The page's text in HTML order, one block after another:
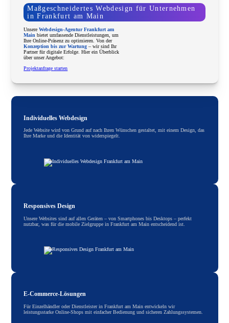
Maßgeschneidertes Webdesign für Unternehmen
in Frankfurt am Main
UnsereWebdesign-Agentur Frankfurt am
Main bietet umfassende Dienstleistungen, um
Ihre Online-Präsenz zu optimieren. Von der
Konzeption bis zur Wartung – wir sind Ihr
Partner für digitale Erfolge. Hier ein Überblick
über unser Angebot:
Projektanfrage starten
Individuelles Webdesign
Jede Website wird von Grund auf nach Ihren Wünschen gestaltet, mit einem Design, das
Ihre Marke und die Identität von widerspiegelt.
Responsives Design
Unsere Websites sind auf allen Geräten – von Smartphones bis Desktops – perfekt
nutzbar, was für die mobile Zielgruppe in Frankfurt am Main entscheidend ist.
E-Commerce-Lösungen
Für Einzelhändler oder Dienstleister in Frankfurt am Main entwickeln wir
leistungsstarke Online-Shops mit einfacher Bedienung und sicheren Zahlungssystemen.